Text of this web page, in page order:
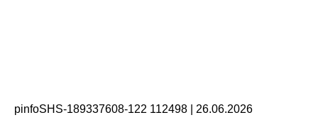
pinfoSHS-189337608-122 112498 26.06.2026